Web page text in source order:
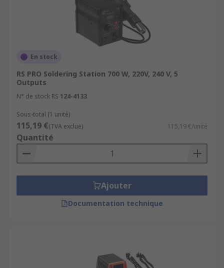
En stock
RS PRO Soldering Station 700 W, 220V, 240 V, 5
Outputs
N° de stock RS 124-4133
Sous-total (1 unité)
115,19 €(TVA exclue) 115,19 €/unité
Quantité
Ajouter
Documentation technique